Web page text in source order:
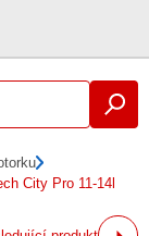
City Pro 11-14l